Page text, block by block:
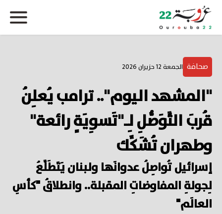
صحافة الجمعة 12 حزيران 2026
"المشهد اليوم".. ترامب يُعلِنُ
قُربَ التَّوَصُّلِ لِـ"تَسوِيَةٍ رائعة"
وطهران تُشَكِّك
إسرائيل تُواصِلُ عدوانَها ولبنان يَتَطَلَّعُ
لِجولةِ المفاوضاتِ المقبلة.. وانطلاقُ "كأسِ
العالَم"